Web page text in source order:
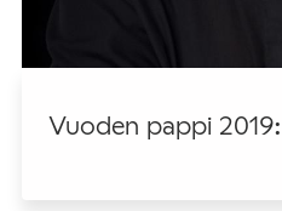
Vuoden pappi